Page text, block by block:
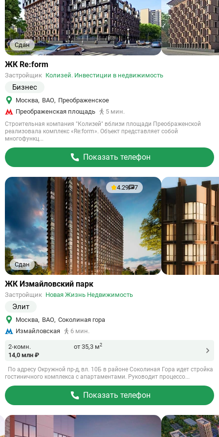
Сдан
Ссылка
объект
ЖК Re:form
Застройщик Колизей. Инвестиции в недвижимость
Бизнес
Москва, ВАО, Преображенское
Преображенская площадь
5 мин.
Строительная компания "Колизей" вблизи площади Преображенской
реализовала комплекс «Re:form». Объект представляет собой
многофункц...
Показать телефон
Сдан
4.29 7
Ссылка
объект
ЖК Измайловский парк
Застройщик Новая Жизнь Недвижимость
Элит
Москва, ВАО, Соколиная гора
Измайловская
6 мин.
2-комн. от 35,3 м2
14,0 млн ₽
По адресу Окружной пр-д, вл. 10Б в районе Соколиная Гора идет стройка
гостиничного комплекса с апартаментами. Руководит процессо...
Показать телефон